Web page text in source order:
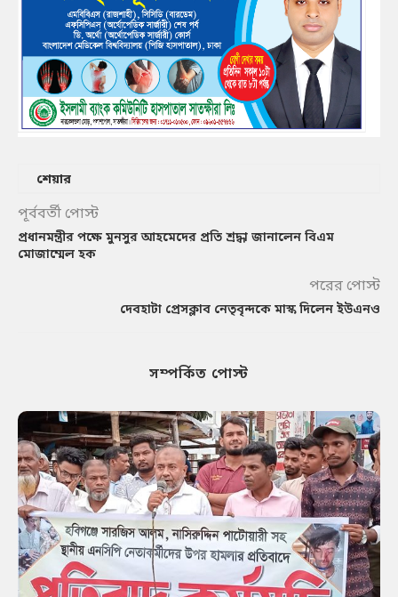
শেয়ার
পূর্ববর্তী পোস্ট
প্রধানমন্ত্রীর পক্ষে মুনসুর আহমেদের প্রতি শ্রদ্ধা জানালেন বিএম
মোজাম্মেল হক
পরের পোস্ট
দেবহাটা প্রেসক্লাব নেতৃবৃন্দকে মাস্ক দিলেন ইউএনও
সম্পর্কিত পোস্ট